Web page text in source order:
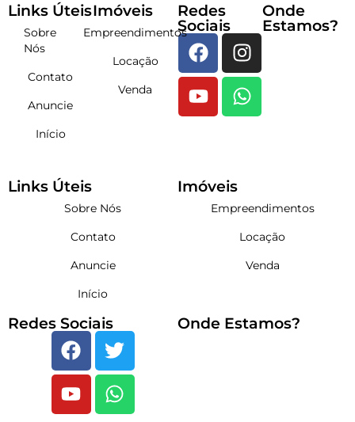
Links Úteis
Sobre
Nós
Contato
Anuncie
Início
Imóveis
Empreendimentos
Locação
Venda
Redes
Sociais
Onde
Estamos?
Links Úteis
Sobre Nós
Contato
Anuncie
Início
Imóveis
Empreendimentos
Locação
Venda
Redes Sociais Onde Estamos?